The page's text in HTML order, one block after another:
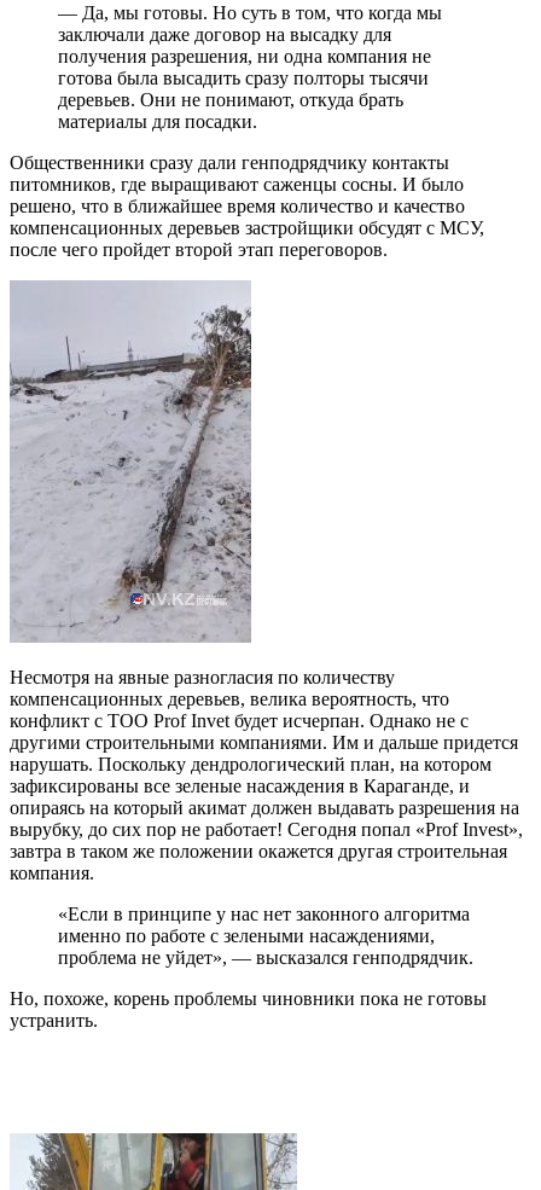
— Да, мы готовы. Но суть в том, что когда мы
заключали даже договор на высадку для
получения разрешения, ни одна компания не
готова была высадить сразу полторы тысячи
деревьев. Они не понимают, откуда брать
материалы для посадки.
Общественники сразу дали генподрядчику контакты
питомников, где выращивают саженцы сосны. И было
решено, что в ближайшее время количество и качество
компенсационных деревьев застройщики обсудят с МСУ,
после чего пройдет второй этап переговоров.
Несмотря на явные разногласия по количеству
компенсационных деревьев, велика вероятность, что
конфликт с ТОО Prof Invet будет исчерпан. Однако не с
другими строительными компаниями. Им и дальше придется
нарушать. Поскольку дендрологический план, на котором
зафиксированы все зеленые насаждения в Караганде, и
опираясь на который акимат должен выдавать разрешения на
вырубку, до сих пор не работает! Сегодня попал «Prof Invest»,
завтра в таком же положении окажется другая строительная
компания.
«Если в принципе у нас нет законного алгоритма
именно по работе с зелеными насаждениями,
проблема не уйдет», — высказался генподрядчик.
Но, похоже, корень проблемы чиновники пока не готовы
устранить.